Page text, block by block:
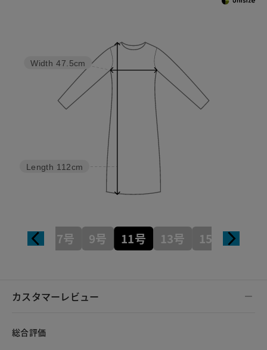
Length 112cm
Width 47.5cm
7号 9号 11号 13号 15号
カスタマーレビュー
総合評価